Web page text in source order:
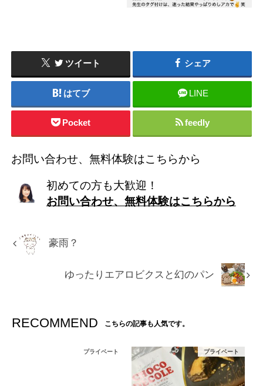
ツイート シェア
はてブ LINE
Pocket feedly
お問い合わせ、無料体験はこちらから
初めての方も大歓迎！
お問い合わせ、無料体験はこちらから
豪雨？
ゆったりエアロビクスと幻のパン
RECOMMEND こちらの記事も人気です。
プライベート プライベート